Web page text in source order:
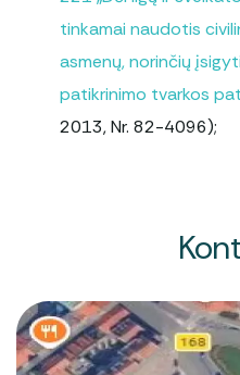
tinkamai naudotis
asmenų, norinčių
patikrinimo tvarkos
2013, Nr. 82-4096);